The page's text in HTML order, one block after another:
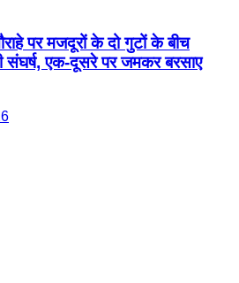
पर मजदूरों के दो गुटों के बीच
एक-दूसरे पर जमकर बरसाए